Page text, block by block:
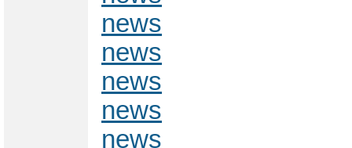
news
news
news
news
news